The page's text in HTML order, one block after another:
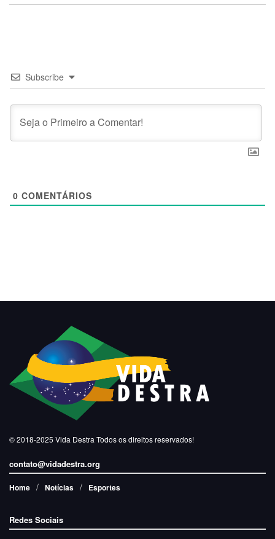
Subscribe
0 COMENTÁRIOS
© 2018-2025 Vida Destra Todos os direitos reservados!
contato@vidadestra.org
Home Notícias Esportes
Redes Sociais